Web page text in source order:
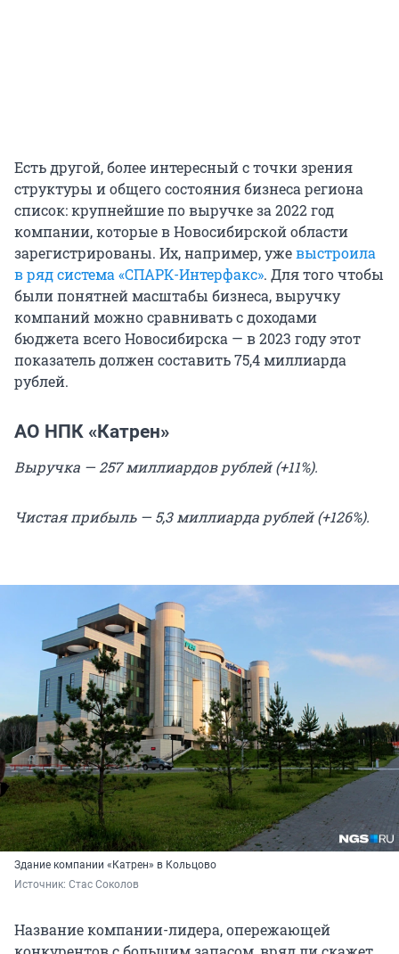
Есть другой, более интересный с точки зрения
структуры и общего состояния бизнеса региона
список: крупнейшие по выручке за 2022 год
компании, которые в Новосибирской области
зарегистрированы. Их, например, ужевыстроила
в ряд система «СПАРК-Интерфакс». Для того чтобы
были понятней масштабы бизнеса, выручку
компаний можно сравнивать с доходами
бюджета всего Новосибирска — в 2023 году этот
показатель должен составить 75,4 миллиарда
рублей.
АО НПК «Катрен»
Выручка — 257 миллиардов рублей (+11%).
Чистая прибыль — 5,3 миллиарда рублей (+126%).
Здание компании «Катрен» в Кольцово
Источник: Стас Соколов
Название компании-лидера, опережающей